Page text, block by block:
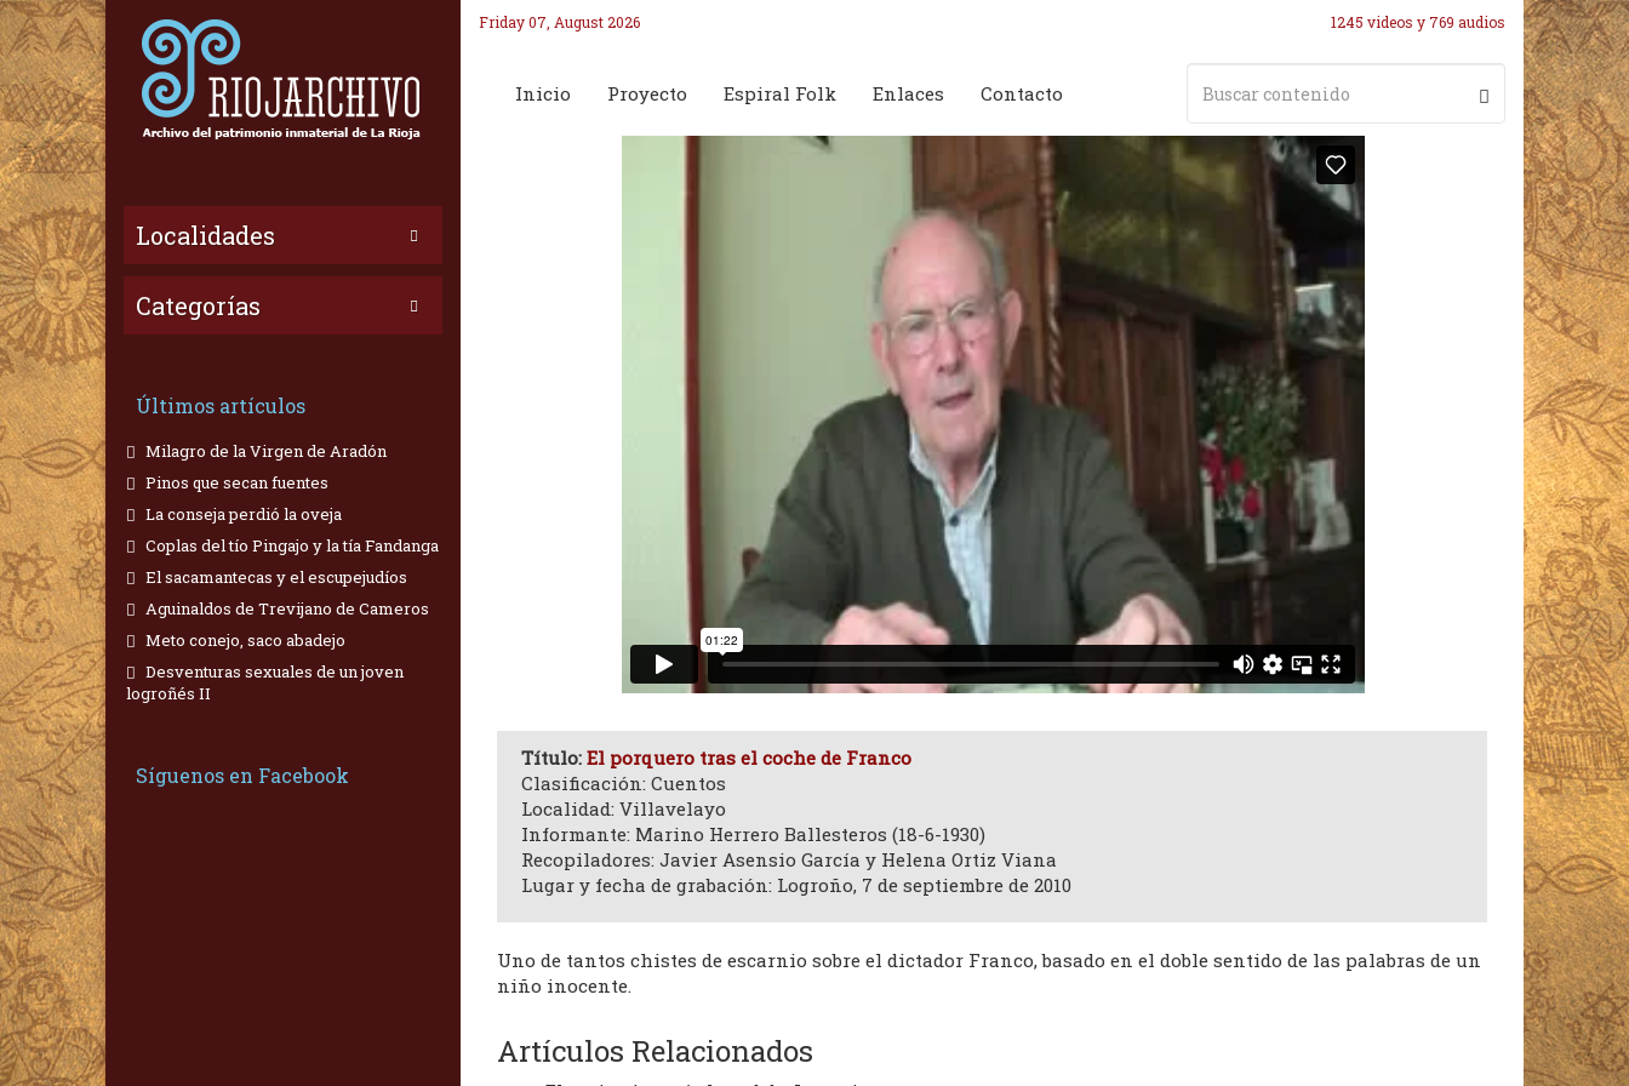
Localidades
Categorías
Últimos artículos
Milagro de la Virgen de Aradón
Pinos que secan fuentes
La conseja perdió la oveja
Coplas del tío Pingajo y la tía Fandanga
El sacamantecas y el escupejudíos
Aguinaldos de Trevijano de Cameros
Meto conejo, saco abadejo
Desventuras sexuales de un joven
logroñés II
Síguenos en Facebook
Friday 07, August 2026 1245 videos y 769 audios
Inicio Proyecto Espiral Folk Enlaces Contacto
Título: El porquero tras el coche de Franco
Clasificación: Cuentos
Localidad: Villavelayo
Informante: Marino Herrero Ballesteros (18-6-1930)
Recopiladores: Javier Asensio García y Helena Ortiz Viana
Lugar y fecha de grabación: Logroño, 7 de septiembre de 2010
Uno de tantos chistes de escarnio sobre el dictador Franco, basado en el doble sentido de las palabras de un
niño inocente.
Artículos Relacionados